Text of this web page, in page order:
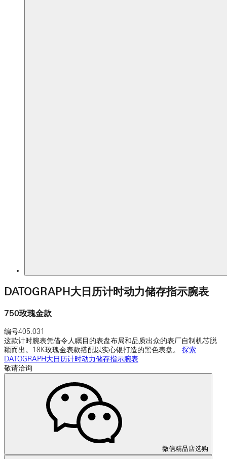
DATOGRAPH大日历计时动力储存指示腕表
750玫瑰金款
编号405.031
这款计时腕表凭借令人瞩目的表盘布局和品质出众的表厂自制机芯脱
颖而出。18K玫瑰金表款搭配以实心银打造的黑色表盘。 探索
DATOGRAPH大日历计时动力储存指示腕表
敬请洽询
微信精品店选购